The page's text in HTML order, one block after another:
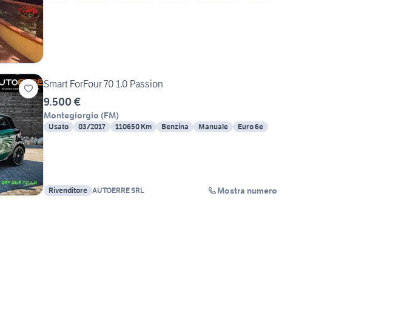
Smart ForFour 70 1.0 Passion
9.500 €
Montegiorgio (FM)
Usato 03/2017 110650 Km Benzina Manuale Euro 6e
Rivenditore AUTOERRE SRL Mostra numero